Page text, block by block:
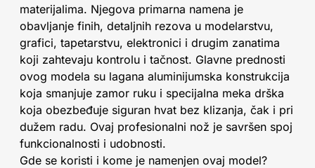
materijalima. Njegova primarna namena je
obavljanje finih, detaljnih rezova u modelarstvu,
grafici, tapetarstvu, elektronici i drugim zanatima
koji zahtevaju kontrolu i tačnost. Glavne prednosti
ovog modela su lagana aluminijumska konstrukcija
koja smanjuje zamor ruku i specijalna meka drška
koja obezbeđuje siguran hvat bez klizanja, čak i pri
dužem radu. Ovaj profesionalni nož je savršen spoj
funkcionalnosti i udobnosti.
Gde se koristi i kome je namenjen ovaj model?